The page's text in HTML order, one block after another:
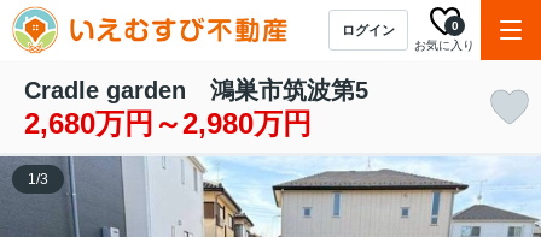
ログイン
お気に入り
0
Cradle garden 鴻巣市筑波第5
2,680万円～2,980万円
1/3